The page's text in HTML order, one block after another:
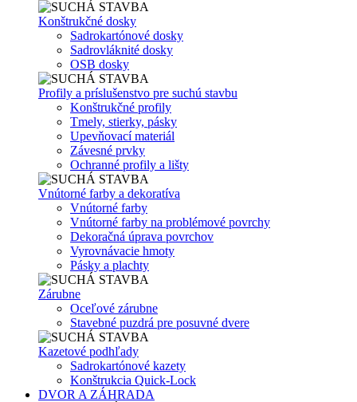
Konštrukčné dosky
Sadrokartónové dosky
Sadrovláknité dosky
OSB dosky
Profily a príslušenstvo pre suchú stavbu
Konštrukčné profily
Tmely, stierky, pásky
Upevňovací materiál
Závesné prvky
Ochranné profily a lišty
Vnútorné farby a dekoratíva
Vnútorné farby
Vnútorné farby na problémové povrchy
Dekoračná úprava povrchov
Vyrovnávacie hmoty
Pásky a plachty
Zárubne
Oceľové zárubne
Stavebné puzdrá pre posuvné dvere
Kazetové podhľady
Sadrokartónové kazety
Konštrukcia Quick-Lock
DVOR A ZÁHRADA